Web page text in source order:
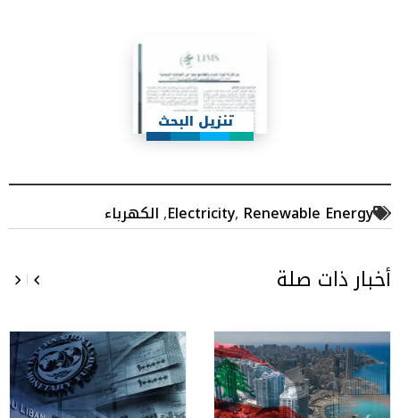
تنزيل البحث
Electricity, Renewable Energy
,الكهرباء
أخبار ذات صلة